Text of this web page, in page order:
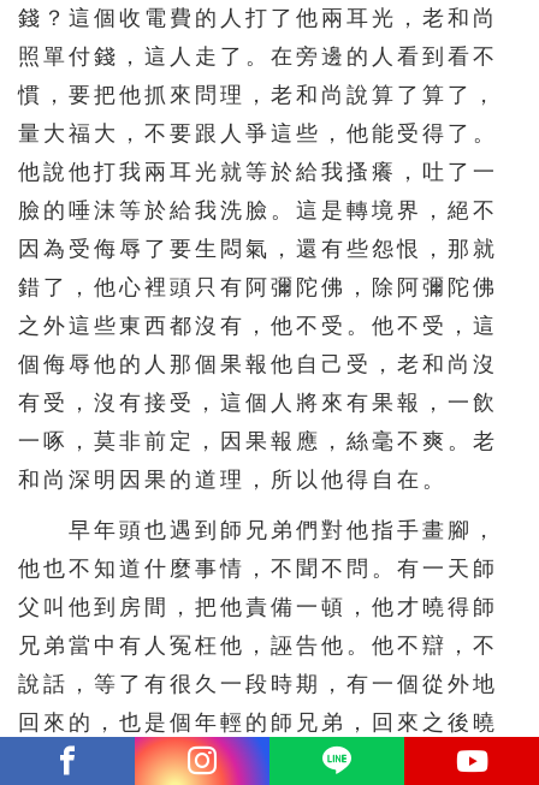
錢？這個收電費的人打了他兩耳光，老和尚
照單付錢，這人走了。在旁邊的人看到看不
慣，要把他抓來問理，老和尚說算了算了，
量大福大，不要跟人爭這些，他能受得了。
他說他打我兩耳光就等於給我搔癢，吐了一
臉的唾沫等於給我洗臉。這是轉境界，絕不
因為受侮辱了要生悶氣，還有些怨恨，那就
錯了，他心裡頭只有阿彌陀佛，除阿彌陀佛
之外這些東西都沒有，他不受。他不受，這
個侮辱他的人那個果報他自己受，老和尚沒
有受，沒有接受，這個人將來有果報，一飲
一啄，莫非前定，因果報應，絲毫不爽。老
和尚深明因果的道理，所以他得自在。
早年頭也遇到師兄弟們對他指手畫腳，
他也不知道什麼事情，不聞不問。有一天師
父叫他到房間，把他責備一頓，他才曉得師
兄弟當中有人冤枉他，誣告他。他不辯，不
說話，等了有很久一段時期，有一個從外地
回來的，也是個年輕的師兄弟，回來之後曉
得這樁事情，替他打抱不平，說人家對他是